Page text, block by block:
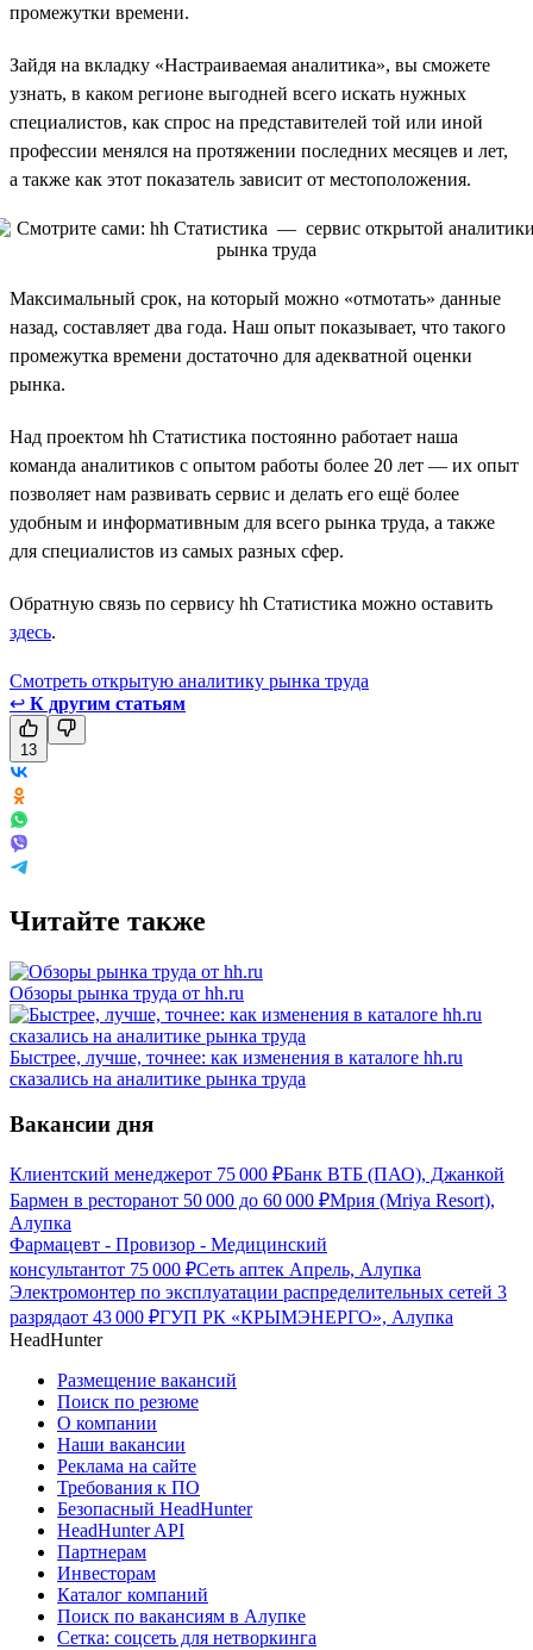
промежутки времени.
Зайдя на вкладку «Настраиваемая аналитика», вы сможете
узнать, в каком регионе выгодней всего искать нужных
специалистов, как спрос на представителей той или иной
профессии менялся на протяжении последних месяцев и лет,
а также как этот показатель зависит от местоположения.
Максимальный срок, на который можно «отмотать» данные
назад, составляет два года. Наш опыт показывает, что такого
промежутка времени достаточно для адекватной оценки
рынка.
Над проектом hh Статистика постоянно работает наша
команда аналитиков с опытом работы более 20 лет — их опыт
позволяет нам развивать сервис и делать его ещё более
удобным и информативным для всего рынка труда, а также
для специалистов из самых разных сфер.
Обратную связь по сервису hh Статистика можно оставить
здесь.
Смотреть открытую аналитику рынка труда
↩ К другим статьям
13
Читайте также
Обзоры рынка труда от hh.ru
Быстрее, лучше, точнее: как изменения в каталоге hh.ru
сказались на аналитике рынка труда
Вакансии дня
Клиентский менеджерот 75 000 ₽Банк ВТБ (ПАО), Джанкой
Бармен в ресторанот 50 000 до 60 000 ₽Мрия (Mriya Resort),
Алупка
Фармацевт - Провизор - Медицинский
консультантот 75 000 ₽Сеть аптек Апрель, Алупка
Электромонтер по эксплуатации распределительных сетей 3
разрядаот 43 000 ₽ГУП РК «КРЫМЭНЕРГО», Алупка
HeadHunter
Размещение вакансий
Поиск по резюме
О компании
Наши вакансии
Реклама на сайте
Требования к ПО
Безопасный HeadHunter
HeadHunter API
Партнерам
Инвесторам
Каталог компаний
Поиск по вакансиям в Алупке
Сетка: соцсеть для нетворкинга